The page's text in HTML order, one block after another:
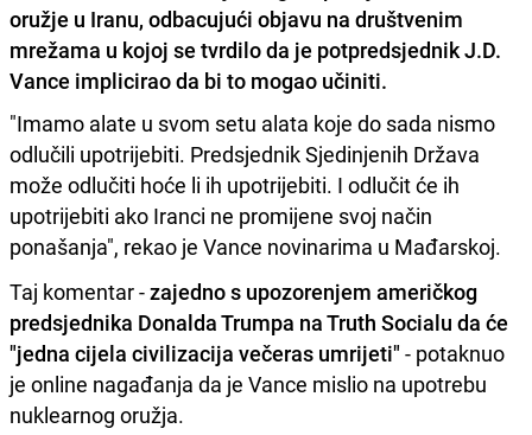
oružje u Iranu, odbacujući objavu na društvenim
mrežama u kojoj se tvrdilo da je potpredsjednik J.D.
Vance implicirao da bi to mogao učiniti.
"Imamo alate u svom setu alata koje do sada nismo
odlučili upotrijebiti. Predsjednik Sjedinjenih Država
može odlučiti hoće li ih upotrijebiti. I odlučit će ih
upotrijebiti ako Iranci ne promijene svoj način
ponašanja", rekao je Vance novinarima u Mađarskoj.
Taj komentar -zajedno s upozorenjem američkog
predsjednika Donalda Trumpa na Truth Socialu da će
"jedna cijela civilizacija večeras umrijeti" - potaknuo
je online nagađanja da je Vance mislio na upotrebu
nuklearnog oružja.